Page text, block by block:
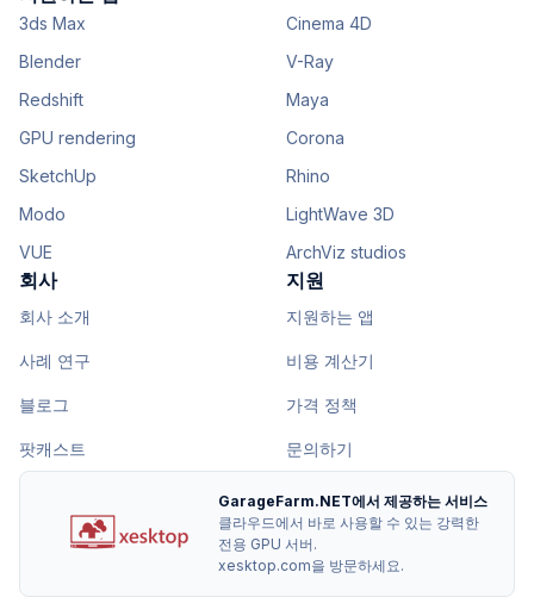
3ds Max
Cinema 4D
Blender
V-Ray
Redshift
Maya
GPU rendering
Corona
SketchUp
Rhino
Modo
LightWave 3D
VUE
ArchViz studios
회사
회사 소개
사례 연구
블로그
팟캐스트
지원
지원하는 앱
비용 계산기
가격 정책
문의하기
GarageFarm.NET에서 제공하는 서비스
클라우드에서 바로 사용할 수 있는 강력한
전용 GPU 서버.
xesktop.com을 방문하세요.